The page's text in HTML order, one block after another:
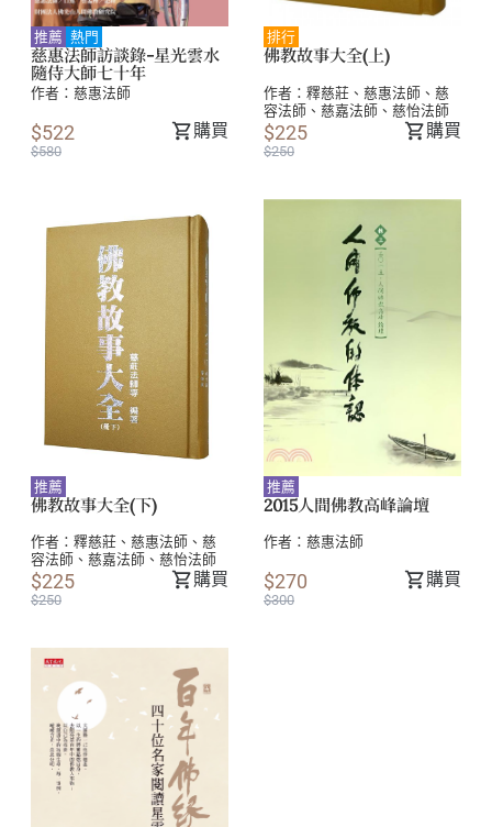
推薦 熱門
慈惠法師訪談錄-星光雲水
隨侍大師七十年
作者： 慈惠法師
$522
$580
購買
排行
佛教故事大全(上)
作者： 釋慈莊 、 慈惠法師 、 慈
容法師 、 慈嘉法師 、 慈怡法師
$225
$250
購買
推薦
佛教故事大全(下)
作者： 釋慈莊 、 慈惠法師 、 慈
容法師 、 慈嘉法師 、 慈怡法師
$225
$250
購買
推薦
2015人間佛教高峰論壇
作者： 慈惠法師
$270
$300
購買